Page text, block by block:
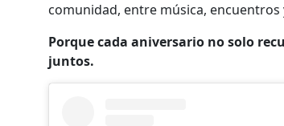
comunidad, entre música, encuentros
Porque cada aniversario no solo
juntos.